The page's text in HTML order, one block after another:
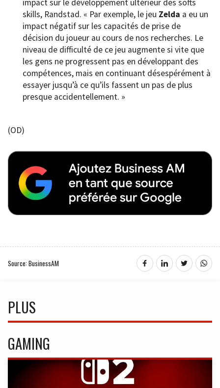
impact sur le développement ultérieur des softs
skills, Randstad. « Par exemple, le jeu Zelda a eu un
impact négatif sur les capacités de prise de
décision du joueur au cours de nos recherches. Le
niveau de difficulté de ce jeu augmente si vite que
les gens ne progressent pas en développant des
compétences, mais en continuant désespérément à
essayer jusqu’à ce qu’ils fassent un pas de plus
presque accidentellement. »
(OD)
Source: BusinessAM
PLUS
GAMING